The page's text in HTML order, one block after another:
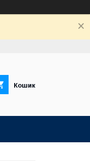
Кошик